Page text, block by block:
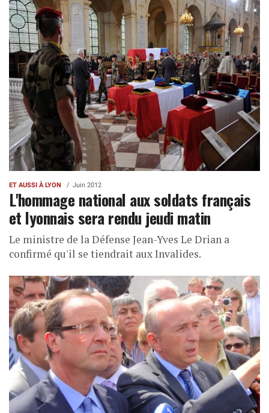
ET AUSSI À LYON Juin 2012
L'hommage national aux soldats français
et lyonnais sera rendu jeudi matin
Le ministre de la Défense Jean-Yves Le Drian a
confirmé qu'il se tiendrait aux Invalides.